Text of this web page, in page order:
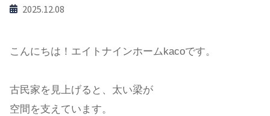
2025.12.08
こんにちは！エイトナインホームkacoです。
古民家を見上げると、太い梁が
空間を支えています。